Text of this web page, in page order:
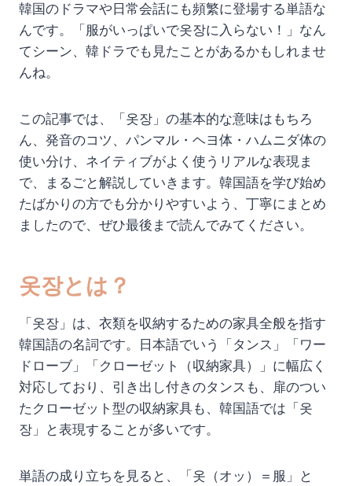
韓国のドラマや日常会話にも頻繁に登場する単語な
んです。「服がいっぱいで옷장に入らない！」なん
てシーン、韓ドラでも見たことがあるかもしれませ
んね。
この記事では、「옷장」の基本的な意味はもちろ
ん、発音のコツ、パンマル・ヘヨ体・ハムニダ体の
使い分け、ネイティブがよく使うリアルな表現ま
で、まるごと解説していきます。韓国語を学び始め
たばかりの方でも分かりやすいよう、丁寧にまとめ
ましたので、ぜひ最後まで読んでみてください。
옷장とは？
「옷장」は、衣類を収納するための家具全般を指す
韓国語の名詞です。日本語でいう「タンス」「ワー
ドローブ」「クローゼット（収納家具）」に幅広く
対応しており、引き出し付きのタンスも、扉のつい
たクローゼット型の収納家具も、韓国語では「옷
장」と表現することが多いです。
単語の成り立ちを見ると、「옷（オッ）＝服」と